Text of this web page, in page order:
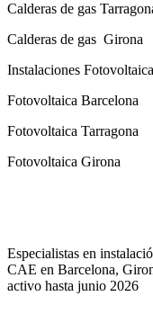
Calderas de gas
Calderas de gas Girona
Instalaciones Fotovoltaica
Fotovoltaica Barcelona
Fotovoltaica Tarragona
Fotovoltaica Girona
Especialistas en
CAE en Barcelona,
activo hasta junio 2026